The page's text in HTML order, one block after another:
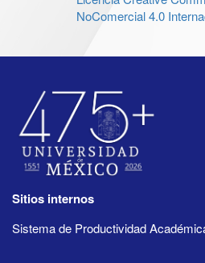
NoComercial 4.0
Sitios internos
Sistema de Productividad